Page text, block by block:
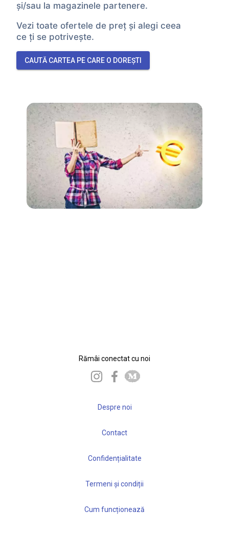
și/sau la magazinele partenere.
Vezi toate ofertele de preț și alegi ceea
ce ți se potrivește.
CAUTĂ CARTEA PE CARE O DOREȘTI
Rămâi conectat cu noi
Despre noi
Contact
Confidențialitate
Termeni și condiții
Cum funcționează